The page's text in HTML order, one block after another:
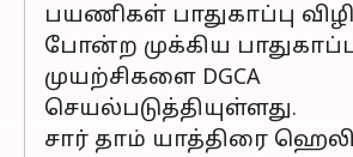
பயணிகள் பாதுகாப்பு
போன்ற முக்கிய
முயற்சிகளை DGCA
செயல்படுத்தியுள்ளது.
சார் தாம் யாத்திரை